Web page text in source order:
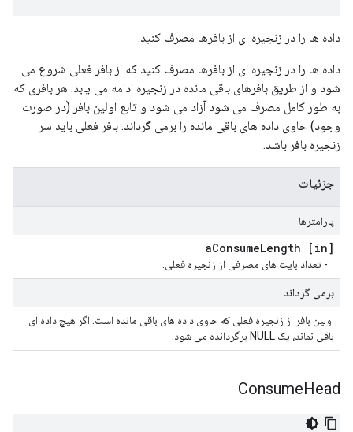
داده ها را در زنجیره ای از بافرها مصرف کنید.
داده ها را در زنجیره ای از بافرها مصرف کنید که از بافر فعلی شروع می
شود و از طریق بافرهای باقی مانده در زنجیره ادامه می یابد. هر بافری که
به طور کامل مصرف می شود آزاد می شود و تابع اولین بافر (در صورت
وجود) حاوی داده های باقی مانده را برمی گرداند. بافر فعلی باید سر
زنجیره بافر باشد.
جزئیات
پارامترها
[in] a
ConsumeLength
- تعداد بایت های مصرفی از زنجیره فعلی.
برمی گرداند
اولین بافر از زنجیره فعلی که حاوی داده های باقی مانده است. اگر هیچ داده ای
باقی نماند، یک NULL برگردانده می شود.
ConsumeHead